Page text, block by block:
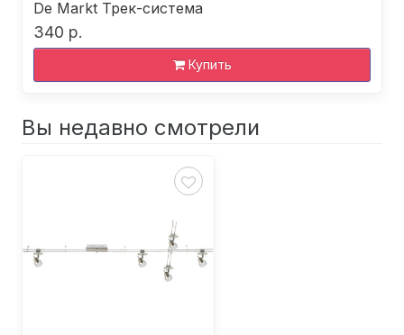
De Markt Трек-система
340 р.
Купить
Вы недавно смотрели